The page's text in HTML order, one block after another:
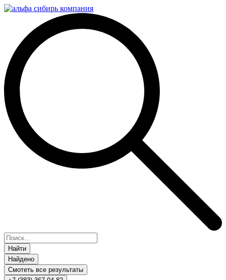
Перейти
содержимому
Найти
Найдено
Смотеть все результаты